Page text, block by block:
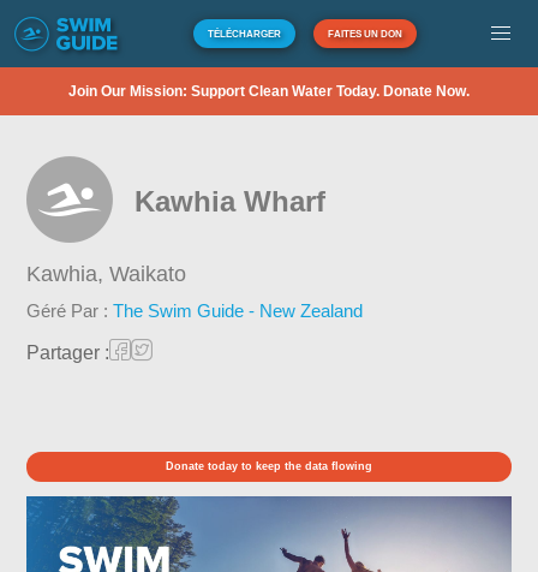
TÉLÉCHARGER FAITES UN DON
Join Our Mission: Support Clean Water Today. Donate Now.
Kawhia Wharf
Kawhia,Waikato
Géré Par :The Swim Guide - New Zealand
Partager :
Donate today to keep the data flowing